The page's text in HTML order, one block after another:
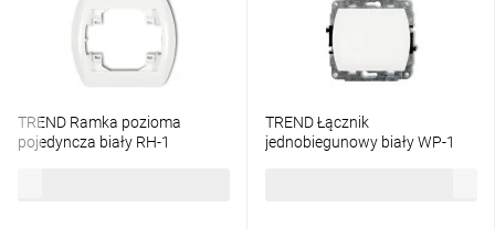
TREND Ramka pozioma
pojedyncza biały RH-1
TREND Łącznik
jednobiegunowy biały WP-1